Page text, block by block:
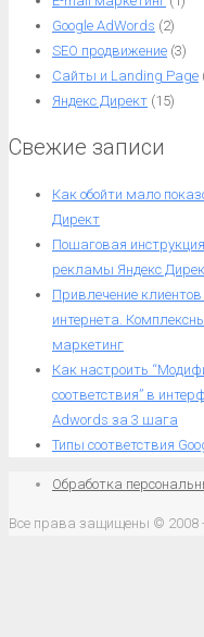
Google AdWords (2)
SEO продвижение (3)
Сайты и Landing Page
Яндекс Директ (15)
Свежие записи
Как обойти мало
Директ
Пошаговая
рекламы Яндекс
Привлечение
интернета.
маркетинг
Как настроить
соответствия” в
Adwords за 3 шага
Типы соответствия
Обработка
Все права защищены © 2008